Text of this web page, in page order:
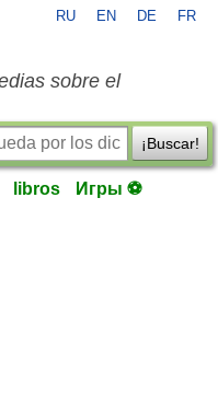
RU EN DE FR
sobre el
¡Buscar!
libros Игры ⚽